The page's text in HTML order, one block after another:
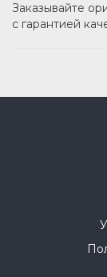
Заказывайте
с гарантией